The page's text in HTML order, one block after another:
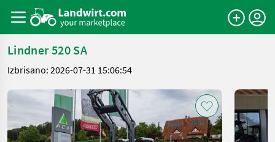
Lindner 520 SA
Izbrisano: 2026-07-31 15:06:54